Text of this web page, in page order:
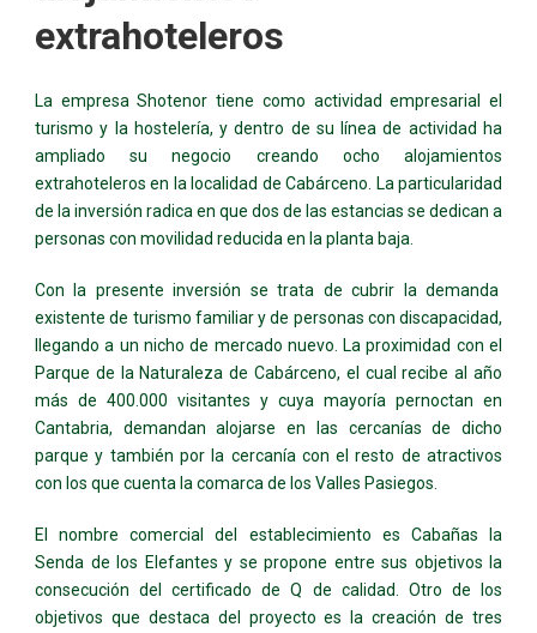
extrahoteleros
La empresa Shotenor tiene como actividad empresarial el
turismo y la hostelería, y dentro de su línea de actividad ha
ampliado su negocio creando ocho alojamientos
extrahoteleros en la localidad de Cabárceno. La particularidad
de la inversión radica en que dos de las estancias se dedican a
personas con movilidad reducida en la planta baja.
Con la presente inversión se trata de cubrir la demanda
existente de turismo familiar y de personas con discapacidad,
llegando a un nicho de mercado nuevo. La proximidad con el
Parque de la Naturaleza de Cabárceno, el cual recibe al año
más de 400.000 visitantes y cuya mayoría pernoctan en
Cantabria, demandan alojarse en las cercanías de dicho
parque y también por la cercanía con el resto de atractivos
con los que cuenta la comarca de los Valles Pasiegos.
El nombre comercial del establecimiento es Cabañas la
Senda de los Elefantes y se propone entre sus objetivos la
consecución del certificado de Q de calidad. Otro de los
objetivos que destaca del proyecto es la creación de tres